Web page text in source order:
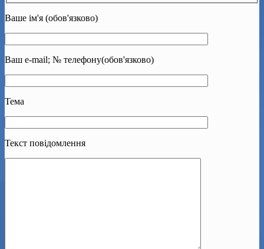
Ваше ім'я (обов'язково)
Ваш e-mail; № телефону(обов'язково)
Тема
Текст повідомлення